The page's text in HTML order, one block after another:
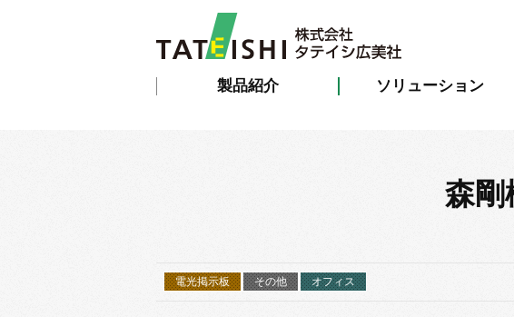
製品紹介 ソリューション
森
電光掲示板 その他 オフィス